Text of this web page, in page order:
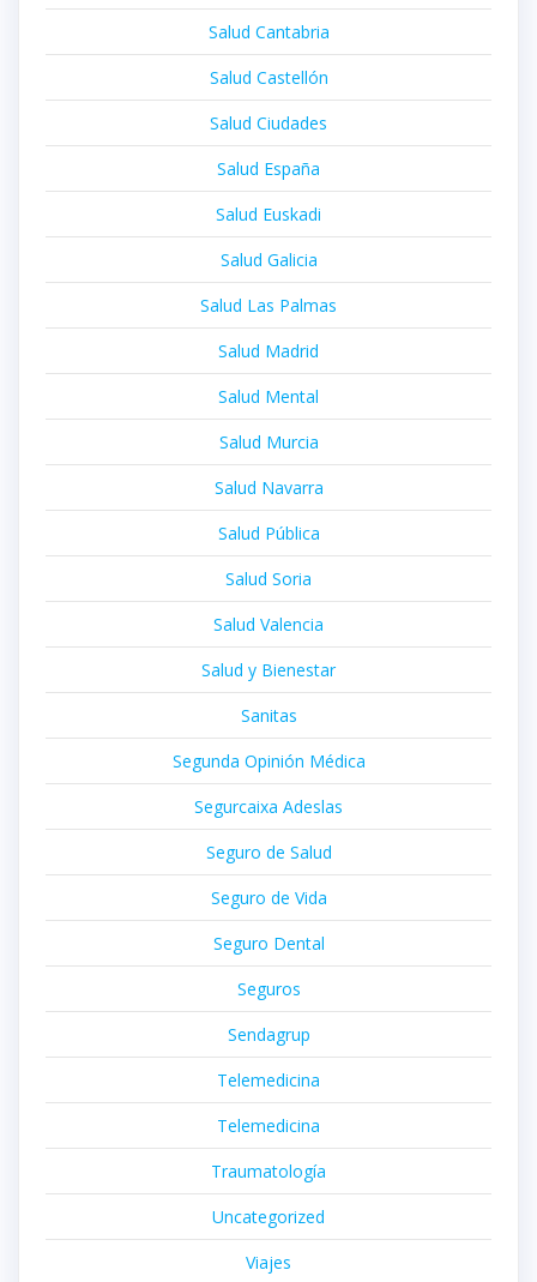
Salud Cantabria
Salud Castellón
Salud Ciudades
Salud España
Salud Euskadi
Salud Galicia
Salud Las Palmas
Salud Madrid
Salud Mental
Salud Murcia
Salud Navarra
Salud Pública
Salud Soria
Salud Valencia
Salud y Bienestar
Sanitas
Segunda Opinión Médica
Segurcaixa Adeslas
Seguro de Salud
Seguro de Vida
Seguro Dental
Seguros
Sendagrup
Telemedicina
Telemedicina
Traumatología
Uncategorized
Viajes